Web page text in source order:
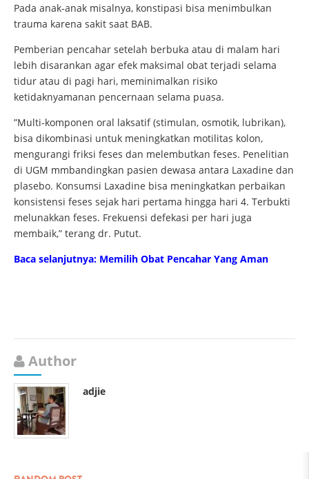
Pada anak-anak misalnya, konstipasi bisa menimbulkan
trauma karena sakit saat BAB.
Pemberian pencahar setelah berbuka atau di malam hari
lebih disarankan agar efek maksimal obat terjadi selama
tidur atau di pagi hari, meminimalkan risiko
ketidaknyamanan pencernaan selama puasa.
”Multi-komponen oral laksatif (stimulan, osmotik, lubrikan),
bisa dikombinasi untuk meningkatkan motilitas kolon,
mengurangi friksi feses dan melembutkan feses. Penelitian
di UGM mmbandingkan pasien dewasa antara Laxadine dan
plasebo. Konsumsi Laxadine bisa meningkatkan perbaikan
konsistensi feses sejak hari pertama hingga hari 4. Terbukti
melunakkan feses. Frekuensi defekasi per hari juga
membaik,” terang dr. Putut.
Baca selanjutnya: Memilih Obat Pencahar Yang Aman
Author
adjie